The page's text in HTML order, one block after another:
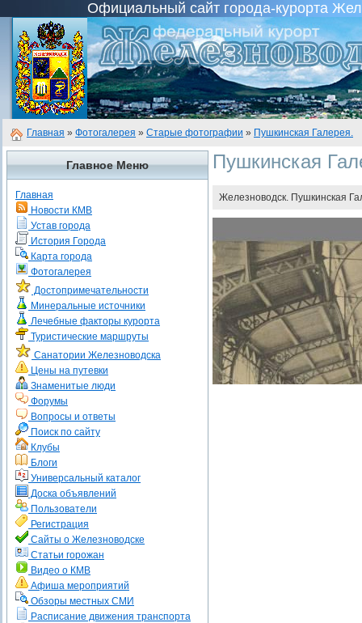
Официальный сайт города-курорта
Главная » Фотогалерея » Старые фотографии » Пушкинская Галерея.
Главное Меню
Главная
Новости КМВ
Устав города
История Города
Карта города
Фотогалерея
Достопримечательности
Минеральные источники
Лечебные факторы курорта
Туристические маршруты
Санатории Железноводска
Цены на путевки
Знаменитые люди
Форумы
Вопросы и ответы
Поиск по сайту
Клубы
Блоги
Универсальный каталог
Доска объявлений
Пользователи
Регистрация
Сайты о Железноводске
Статьи горожан
Видео о КМВ
Афиша мероприятий
Обзоры местных СМИ
Расписание движения транспорта
Пушкинская
Железноводск. Пушкинская